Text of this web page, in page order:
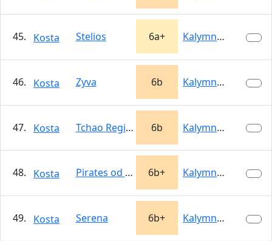
45. Kosta Stelios 6a+ Kalymnos
46. Kosta Zyva 6b Kalymnos
47. Kosta Tchao Regina 6b Kalymnos
48. Kosta Pirates od Kalymnos 6b+ Kalymnos
49. Kosta Serena 6b+ Kalymnos